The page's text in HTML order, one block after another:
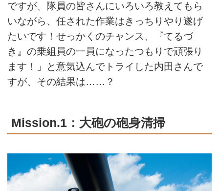
ですが、隊員の皆さんにいろいろ教えてもら
いながら、任された作業はきっちりやり遂げ
たいです！せっかくのチャンス、『てるづ
き』の乗組員の一員になったつもりで頑張り
ます！」と意気込んでトライした内田さんで
すが、その結果は……？
Mission.1：大砲の砲身清掃